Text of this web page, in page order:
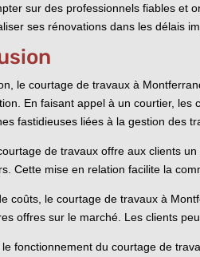
sur des professionnels fiables et
ses rénovations dans les délais
le courtage de travaux à
En faisant appel à un courtier, les
fastidieuses liées à la gestion des
de travaux offre aux clients
Cette mise en relation facilite la
coûts, le courtage de travaux à
offres sur le marché. Les clients
fonctionnement du courtage de